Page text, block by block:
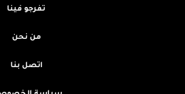
تفرجو فينا
من نحن
اتصل بنا